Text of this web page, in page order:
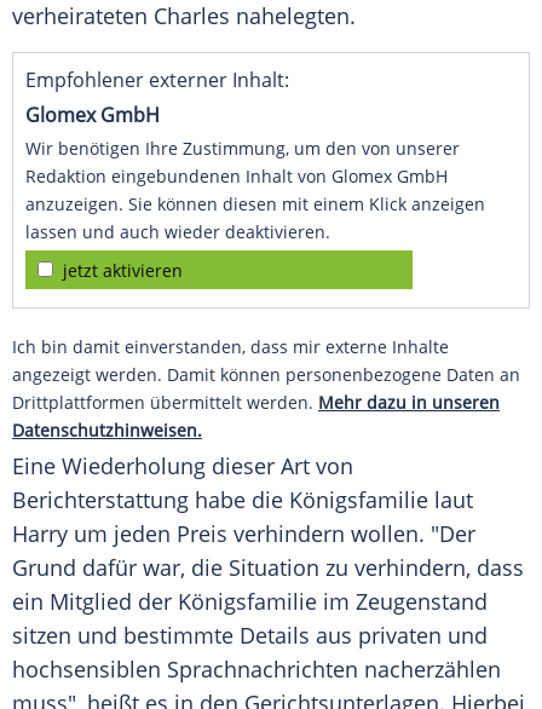
verheirateten Charles nahelegten.
Empfohlener externer Inhalt:
Glomex GmbH
Wir benötigen Ihre Zustimmung, um den von unserer
Redaktion eingebundenen Inhalt von Glomex GmbH
anzuzeigen. Sie können diesen mit einem Klick anzeigen
lassen und auch wieder deaktivieren.
jetzt aktivieren
Ich bin damit einverstanden, dass mir externe Inhalte
angezeigt werden. Damit können personenbezogene Daten an
Drittplattformen übermittelt werden. Mehr dazu in unseren
Datenschutzhinweisen.
Eine Wiederholung dieser Art von
Berichterstattung habe die Königsfamilie laut
Harry um jeden Preis verhindern wollen. "Der
Grund dafür war, die Situation zu verhindern, dass
ein Mitglied der Königsfamilie im Zeugenstand
sitzen und bestimmte Details aus privaten und
hochsensiblen Sprachnachrichten nacherzählen